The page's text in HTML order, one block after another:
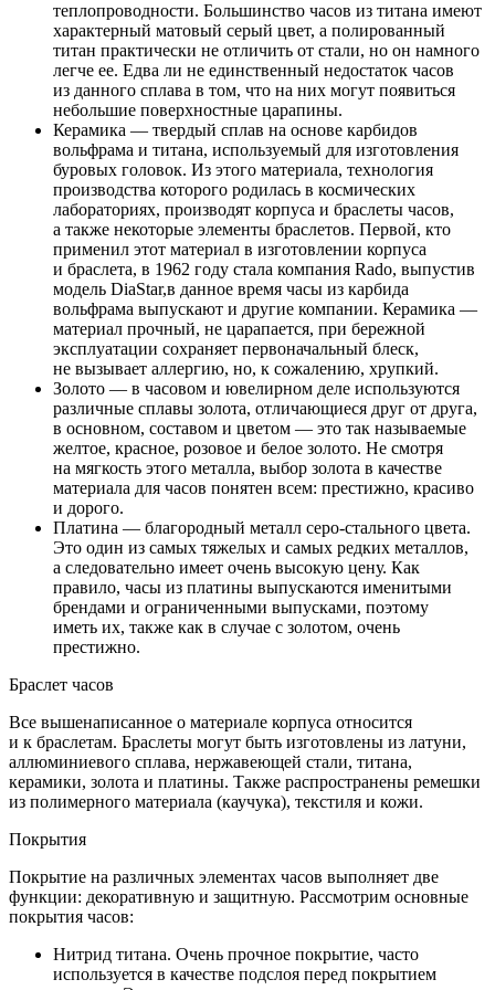
теплопроводности. Большинство часов из титана имеют
характерный матовый серый цвет, а полированный
титан практически не отличить от стали, но он намного
легче ее. Едва ли не единственный недостаток часов
из данного сплава в том, что на них могут появиться
небольшие поверхностные царапины.
Керамика — твердый сплав на основе карбидов
вольфрама и титана, используемый для изготовления
буровых головок. Из этого материала, технология
производства которого родилась в космических
лабораториях, производят корпуса и браслеты часов,
а также некоторые элементы браслетов. Первой, кто
применил этот материал в изготовлении корпуса
и браслета, в 1962 году стала компания Rado, выпустив
модель DiaStar,в данное время часы из карбида
вольфрама выпускают и другие компании. Керамика —
материал прочный, не царапается, при бережной
эксплуатации сохраняет первоначальный блеск,
не вызывает аллергию, но, к сожалению, хрупкий.
Золото — в часовом и ювелирном деле используются
различные сплавы золота, отличающиеся друг от друга,
в основном, составом и цветом — это так называемые
желтое, красное, розовое и белое золото. Не смотря
на мягкость этого металла, выбор золота в качестве
материала для часов понятен всем: престижно, красиво
и дорого.
Платина — благородный металл серо-стального цвета.
Это один из самых тяжелых и самых редких металлов,
а следовательно имеет очень высокую цену. Как
правило, часы из платины выпускаются именитыми
брендами и ограниченными выпусками, поэтому
иметь их, также как в случае с золотом, очень
престижно.
Браслет часов
Все вышенаписанное о материале корпуса относится
и к браслетам. Браслеты могут быть изготовлены из латуни,
аллюминиевого сплава, нержавеющей стали, титана,
керамики, золота и платины. Также распространены ремешки
из полимерного материала (каучука), текстиля и кожи.
Покрытия
Покрытие на различных элементах часов выполняет две
функции: декоративную и защитную. Рассмотрим основные
покрытия часов:
Нитрид титана. Очень прочное покрытие, часто
используется в качестве подслоя перед покрытием